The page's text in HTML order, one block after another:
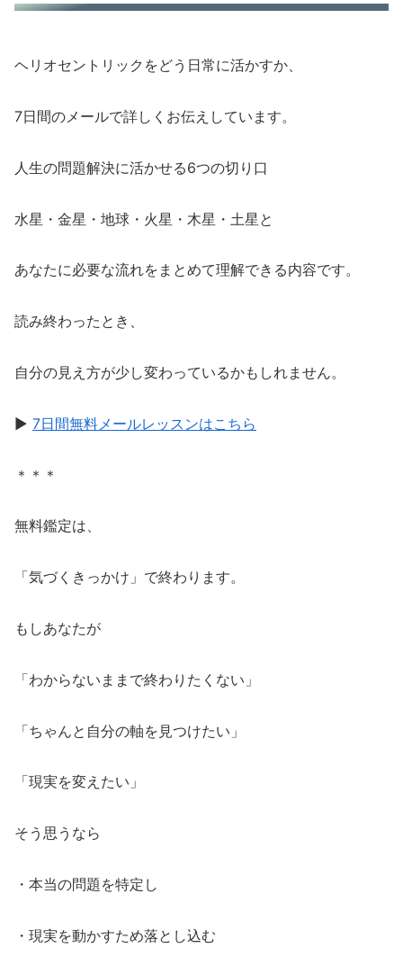
ヘリオセントリックをどう日常に活かすか、
7日間のメールで詳しくお伝えしています。
人生の問題解決に活かせる6つの切り口
水星・金星・地球・火星・木星・土星と
あなたに必要な流れをまとめて理解できる内容です。
読み終わったとき、
自分の見え方が少し変わっているかもしれません。
▶ 7日間無料メールレッスンはこちら
＊＊＊
無料鑑定は、
「気づくきっかけ」で終わります。
もしあなたが
「わからないままで終わりたくない」
「ちゃんと自分の軸を見つけたい」
「現実を変えたい」
そう思うなら
・本当の問題を特定し
・現実を動かすため落とし込む